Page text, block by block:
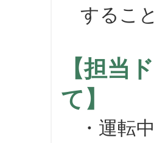
するこ
【担当
て】
・運転